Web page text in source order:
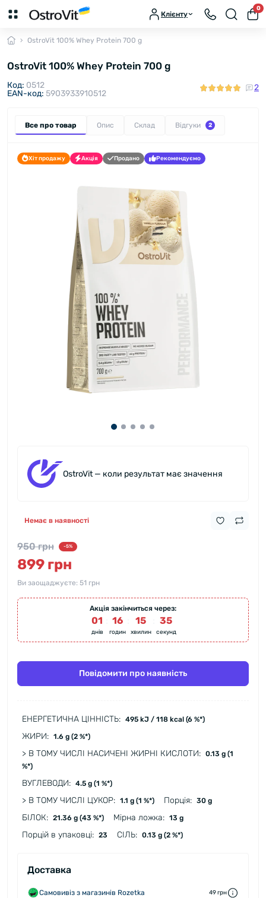
Клієнту
0
OstroVit 100% Whey Protein 700 g
OstroVit 100% Whey Protein 700 g
Код: 0512
EAN-код: 5903933910512
2
Все про товар Опис Склад Відгуки 2
Хіт продажу Акція Продано Рекомендуємо
OstroVit — коли результат має значення
Немає в наявності
950 грн -5%
899 грн
Ви заощаджуєте: 51 грн
Акція закінчиться через:
01
днів
16
годин
15
хвилин
34
секунд
Повідомити про наявність
ЕНЕРГЕТИЧНА ЦІННІСТЬ: 495 kJ / 118 kcal (6 %*)
ЖИРИ: 1.6 g (2 %*)
> В ТОМУ ЧИСЛІ НАСИЧЕНІ ЖИРНІ КИСЛОТИ: 0.13 g (1
%*)
ВУГЛЕВОДИ: 4.5 g (1 %*)
> В ТОМУ ЧИСЛІ ЦУКОР: 1.1 g (1 %*) Порція: 30 g
БІЛОК: 21.36 g (43 %*) Мірна ложка: 13 g
Порцій в упаковці: 23 СІЛЬ: 0.13 g (2 %*)
Доставка
Самовивіз з магазинів Rozetka 49 грн